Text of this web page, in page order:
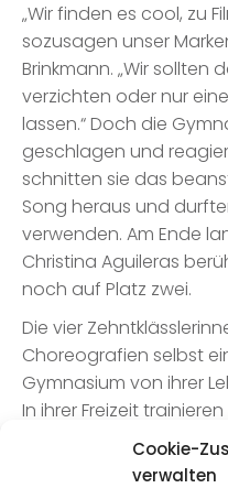
Cookie-
verwalten
„Wir finden es cool, zu
sozusagen unser
Brinkmann. „Wir sollten
verzichten oder nur
lassen.“ Doch die
geschlagen und
schnitten sie das
Song heraus und
verwenden. Am Ende
Christina Aguileras
noch auf Platz zwei.
Die vier
Choreografien selbst
Gymnasium von ihrer
In ihrer Freizeit
Tanzschule von Tina
engagiert sich